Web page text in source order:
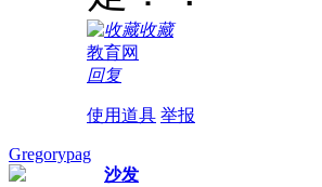
收藏
教育网
回复
使用道具 举报
Gregorypag
沙发